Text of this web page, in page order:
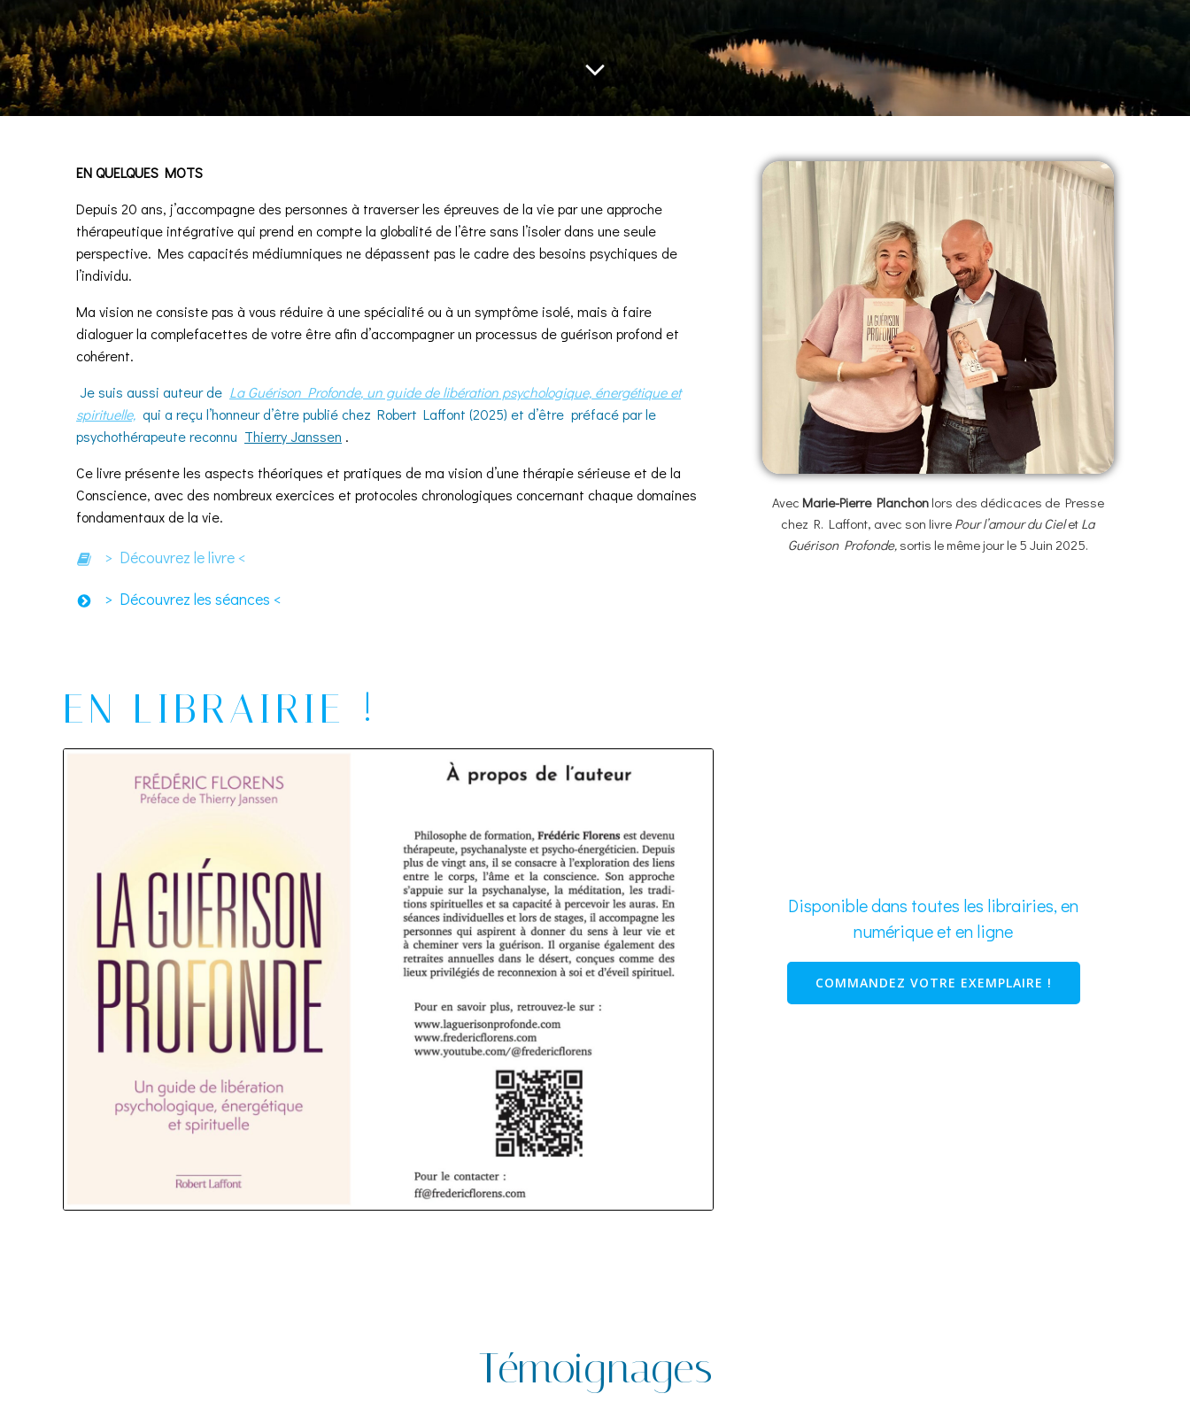
EN QUELQUES MOTS
Depuis 20 ans, j’accompagne des personnes à traverser les épreuves de la vie par une approche
thérapeutique intégrative qui prend en compte la globalité de l’être sans l’isoler dans une seule
perspective. Mes capacités médiumniques ne dépassent pas le cadre des besoins psychiques de
l’individu.
Ma vision ne consiste pas à vous réduire à une spécialité ou à un symptôme isolé, mais à faire
dialoguer la complefacettes de votre être afin d’accompagner un processus de guérison profond et
cohérent.
Je suis aussi auteur de La Guérison Profonde, un guide de libération psychologique, énergétique et
spirituelle, qui a reçu l’honneurd’êtrepublié chez Robert Laffont (2025) et d’être préfacé par le
psychothérapeute reconnu Thierry Janssen .
Ce livre présente les aspects théoriques et pratiques de ma vision d’une thérapie sérieuse et de la
Conscience, avec des nombreux exercices et protocoles chronologiques concernant chaque domaines
fondamentaux de la vie.
> Découvrez le livre <
> Découvrez les séances <
Avec Marie-Pierre Planchonlors des dédicaces de Presse
chez R. Laffont, avec son livre Pour l’amour du Cielet La
Guérison Profonde,sortis le même jour le 5 Juin 2025.
EN LIBRAIRIE !
Disponible dans toutes les librairies, en
numérique et en ligne
COMMANDEZ VOTRE EXEMPLAIRE !
Témoignages